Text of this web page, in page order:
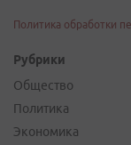
Политика обработки
Рубрики
Общество
Политика
Экономика